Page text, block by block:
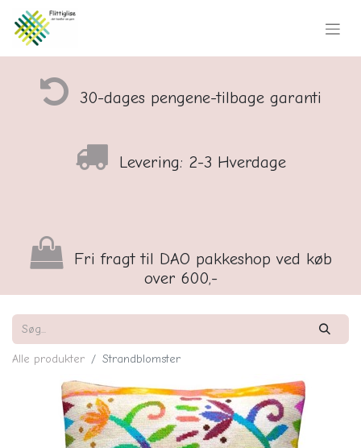
30-dages pengene-tilbage garanti
Levering: 2-3 Hverdage
Fri fragt til DAO pakkeshop ved køb
over 600,-
Alle produkter Strandblomster